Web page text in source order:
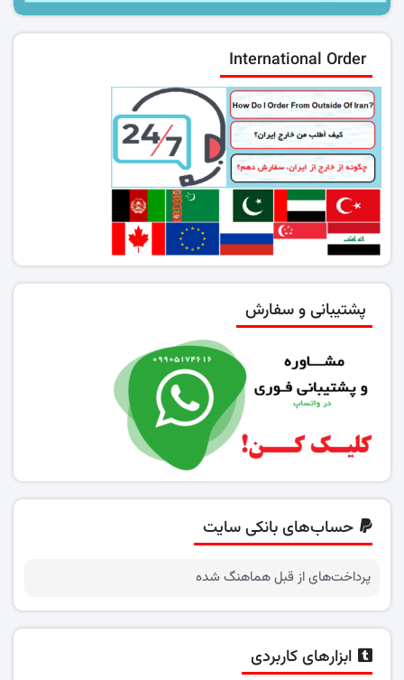
International Order
پشتیبانی و سفارش
حساب‌های بانکی سایت
پرداخت‌های از قبل هماهنگ شده
ابزارهای کاربردی